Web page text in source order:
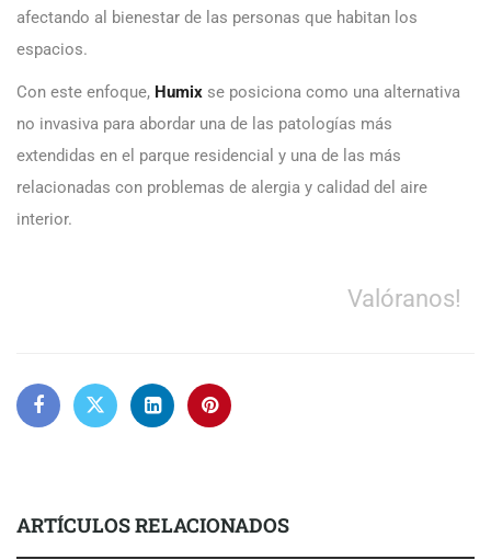
afectando al bienestar de las personas que habitan los
espacios.
Con este enfoque, Humix se posiciona como una alternativa
no invasiva para abordar una de las patologías más
extendidas en el parque residencial y una de las más
relacionadas con problemas de alergia y calidad del aire
interior.
Valóranos!
ARTÍCULOS RELACIONADOS